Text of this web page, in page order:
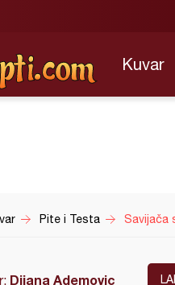
Kuvar
Pite i Testa Savijača
Dijana Ademovic